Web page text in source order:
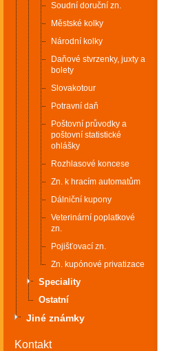
Soudní doruční zn.
Městské kolky
Národní kolky
Daňové stvrzenky, juxty a
bolety
Slovakotour
Potravní daň
Poštovní průvodky a
poštovní statistické
ohlášky
Rozhlasové koncese
Zn. k hracím automatům
Dálniční kupony
Veterinární poplatkové
zn.
Pojišťovací zn.
Zn. kupónové privatizace
Speciality
Ostatní
Jiné známky
Kontakt